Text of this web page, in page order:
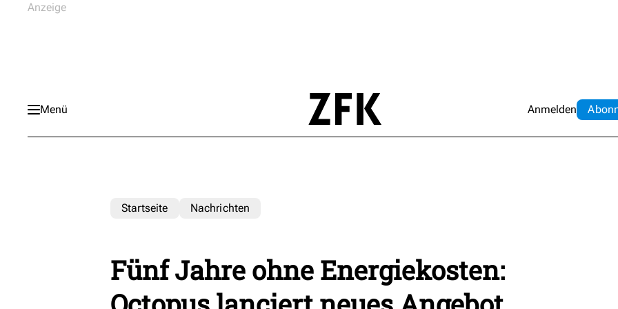
Menü Anmelden Abo
Startseite Nachrichten
Fünf Jahre ohne Energiekosten: